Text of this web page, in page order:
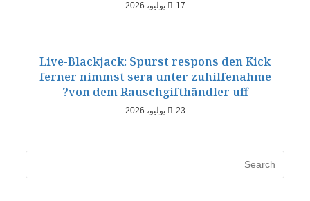
17 يوليو، 2026
Live-Blackjack: Spurst respons den Kick
ferner nimmst sera unter zuhilfenahme
von dem Rauschgifthändler uff?
23 يوليو، 2026